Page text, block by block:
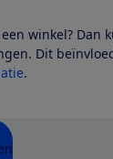
winkel? Dan
Dit
.